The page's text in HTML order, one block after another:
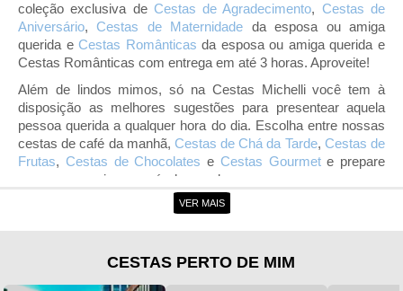
coleção exclusiva de Cestas de Agradecimento, Cestas de
Aniversário,Cestas de Maternidade da esposa ou amiga
querida eCestas Românticas da esposa ou amiga querida e
Cestas Românticas com entrega em até 3 horas. Aproveite!
Além de lindos mimos, só na Cestas Michelli você tem à
disposição as melhores sugestões para presentear aquela
pessoa querida a qualquer hora do dia. Escolha entre nossas
cestas de café da manhã, Cestas de Chá da Tarde, Cestas de
Frutas, Cestas de Chocolates e Cestas Gourmete prepare
uma surpresa inesquecível para ela.
Entrega de Cestas em Bento Gonçalves
Michelli, não há motivos para você não marcar presença nas
VER MAIS
CESTAS PERTO DE MIM